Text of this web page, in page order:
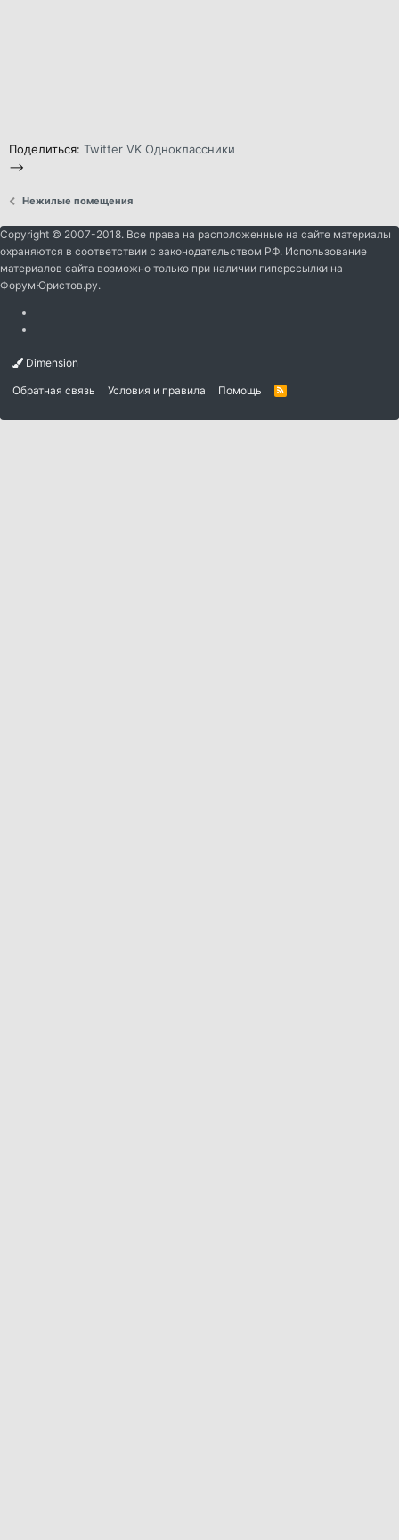
Поделиться: Twitter VK Одноклассники
-->
Нежилые помещения
Copyright © 2007-2018. Все права на расположенные на сайте материалы
охраняются в соответствии с законодательством РФ. Использование
материалов сайта возможно только при наличии гиперссылки на
ФорумЮристов.ру.
Dimension
Обратная связь Условия и правила Помощь